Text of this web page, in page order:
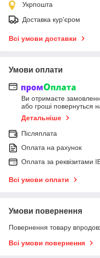
Укрпошта
Доставка кур'єром
Всі умови доставки
Умови оплати
Ви отримаєте
або гроші повернуться
Детальніше
Післяплата
Оплата на рахунок
Оплата за реквізитами
Всі умови оплати
Умови повернення
Повернення товару
Всі умови повернення